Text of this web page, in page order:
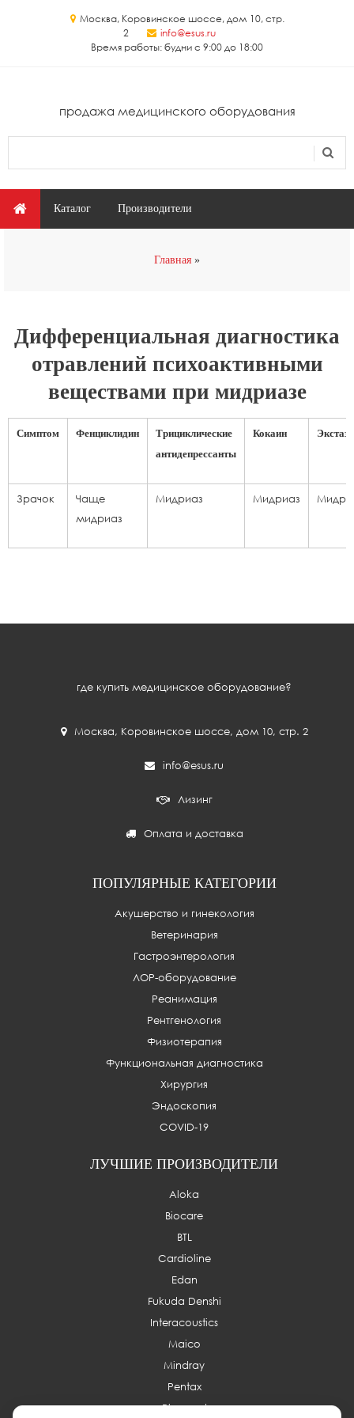
Москва, Коровинское шоссе, дом 10, стр.
2
info@esus.ru
Время работы: будни с 9:00 до 18:00
продажа медицинского оборудования
Главное меню
Каталог Производители
Главная
Дифференциальная диагностика
отравлений психоактивными
веществами при мидриазе
Симптом Фенциклидин
Трициклические
антидепрессанты
Кокаин Экстази
Зрачок
Чаще
мидриаз
Мидриаз Мидриаз
где купить медицинское оборудование?
Москва, Коровинское шоссе, дом 10, стр. 2
info@esus.ru
Лизинг
Оплата и доставка
ПОПУЛЯРНЫЕ КАТЕГОРИИ
Акушерство и гинекология
Ветеринария
Гастроэнтерология
ЛОР-оборудование
Реанимация
Рентгенология
Физиотерапия
Функциональная диагностика
Хирургия
Эндоскопия
COVID-19
ЛУЧШИЕ ПРОИЗВОДИТЕЛИ
Aloka
Biocare
BTL
Cardioline
Edan
Fukuda Denshi
Interacoustics
Maico
Mindray
Pentax
Planmed